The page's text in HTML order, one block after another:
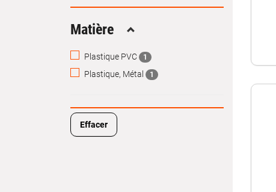
Matière Replier
Plastique PVC 1
Plastique, Métal 1
Effacer